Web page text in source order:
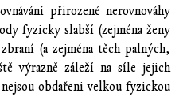
přirozené nerovnováhy
fyzicky slabší (zejména ženy
(a zejména těch palných,
výrazně záleží na síle jejich
obdařeni velkou fyzickou